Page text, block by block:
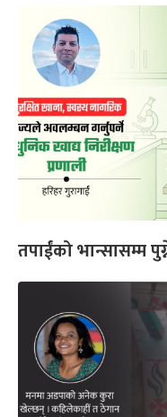
तपाईंको भान्सासम्म